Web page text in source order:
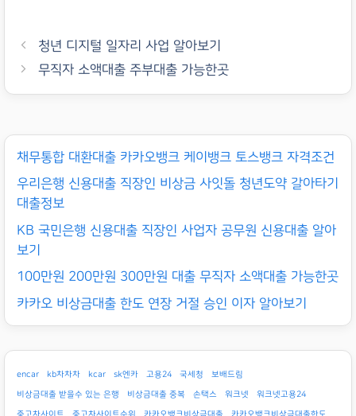
청년 디지털 일자리 사업 알아보기
무직자 소액대출 주부대출 가능한곳
채무통합 대환대출 카카오뱅크 케이뱅크 토스뱅크 자격조건
우리은행 신용대출 직장인 비상금 사잇돌 청년도약 갈아타기
대출정보
KB 국민은행 신용대출 직장인 사업자 공무원 신용대출 알아
보기
100만원 200만원 300만원 대출 무직자 소액대출 가능한곳
카카오 비상금대출 한도 연장 거절 승인 이자 알아보기
encar kb차차차 kcar sk엔카 고용24 국세청 보배드림
비상금대출 받을수 있는 은행 비상금대출 중복 손택스 워크넷 워크넷고용24